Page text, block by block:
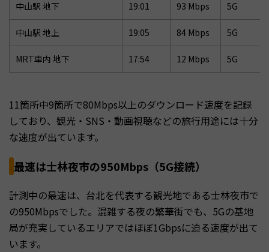
中山駅 地下 19:01 93 Mbps 5G
中山駅 地上 19:05 84 Mbps 5G
MRT車内 地下 17:54 12 Mbps 5G
11箇所中9箇所で80Mbps以上のダウンロード速度を記録
しており、観光・SNS・動画視聴などの旅行用途には十分
な速度が出ています。
最速は士林夜市の950Mbps（5G接続）
計測中の最速は、台北を代表する観光地である士林夜市で
の950Mbpsでした。混雑する夜の繁華街でも、5Gの基地
局が充実しているエリアではほぼ1Gbpsに迫る速度が出て
います。